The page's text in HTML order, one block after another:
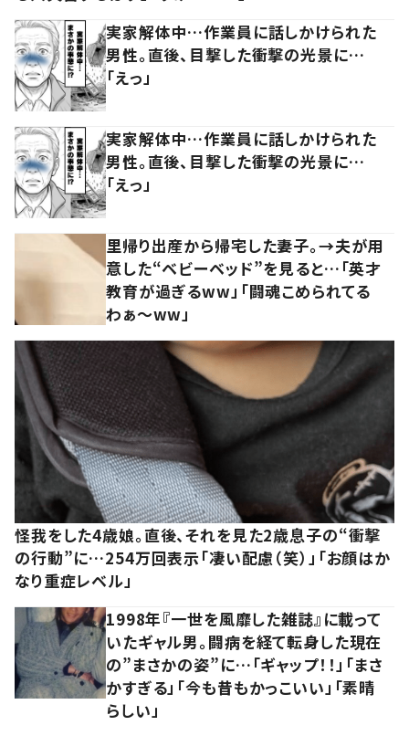
実家解体中…作業員に話しかけられた
男性。直後、目撃した衝撃の光景に…
「えっ」
実家解体中…作業員に話しかけられた
男性。直後、目撃した衝撃の光景に…
「えっ」
里帰り出産から帰宅した妻子。→夫が用
意した“ベビーベッド”を見ると…「英才
教育が過ぎるww」「闘魂こめられてる
わぁ～ww」
怪我をした4歳娘。直後、それを見た2歳息子の“衝撃
の行動”に…254万回表示「凄い配慮（笑）」「お顔はか
なり重症レベル」
1998年『一世を風靡した雑誌』に載って
いたギャル男。闘病を経て転身した現在
の”まさかの姿”に…「ギャップ！！」「まさ
かすぎる」「今も昔もかっこいい」「素晴
らしい」